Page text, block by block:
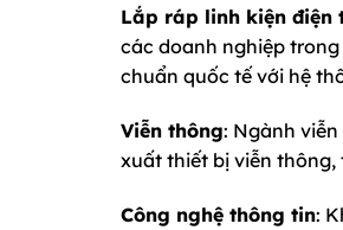
Lắp ráp linh kiện điện
các doanh nghiệp
chuẩn quốc tế với hệ
Viễn thông: Ngành
xuất thiết bị viễn
Công nghệ thông tin: